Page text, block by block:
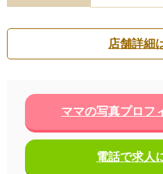
店舗詳細
ママの写真プロフ
電話で求人